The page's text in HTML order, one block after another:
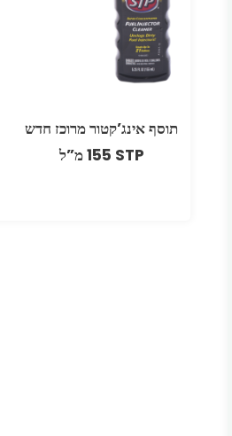
תוסף אינג’קטור מרוכז חדש